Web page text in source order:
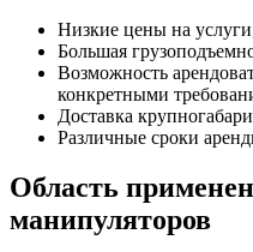
Низкие цены на
Большая
Возможность
конкретными
Доставка
Различные сроки
Область
манипуляторов